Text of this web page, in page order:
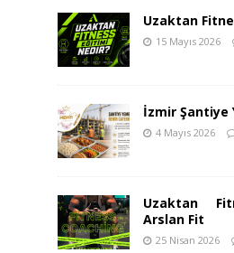
Uzaktan
15 Mayıs 2026
İzmir Şantiye
4 Mayıs 2026
Uzaktan
Arslan Fit
25 Nisan 2026